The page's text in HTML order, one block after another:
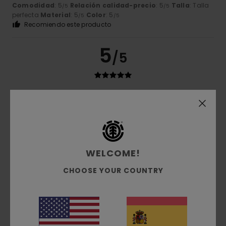
Comodidad: 5/5 Relación calidad-precio: 5/5 Talla: Talla
perfecta Material: 5/5 Color: 5 /5
Recomiendo este producto
5/5
Compra verificada
Relación calidad-precio
: 5/5
Recomiendo este productoWELCOME!
CHOOSE YOUR COUNTRY